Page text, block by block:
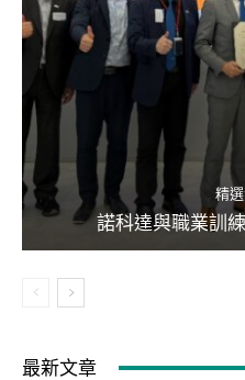
精
諾科達與職業訓
最新文章